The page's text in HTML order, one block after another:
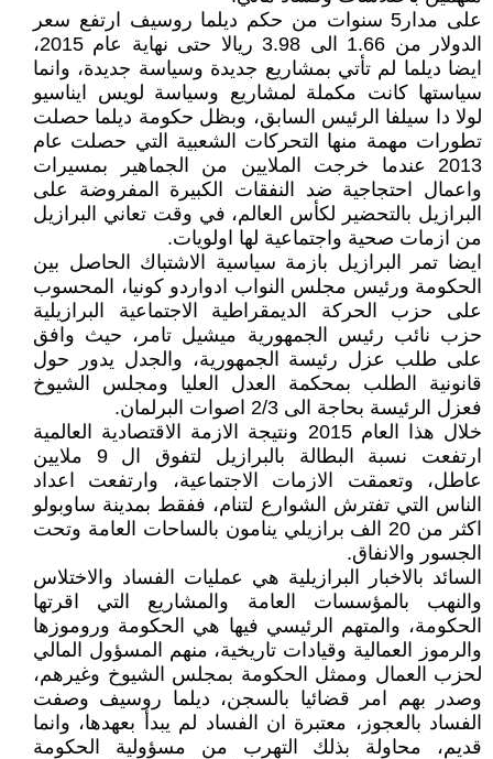
على مدار5 سنوات من حكم ديلما روسيف ارتفع سعر
الدولار من 1.66 الى 3.98 ريالا حتى نهاية عام 2015،
ايضا ديلما لم تأتي بمشاريع جديدة وسياسة جديدة، وانما
سياستها كانت مكملة لمشاريع وسياسة لويس ايناسيو
لولا دا سيلفا الرئيس السابق، وبظل حكومة ديلما حصلت
تطورات مهمة منها التحركات الشعبية التي حصلت عام
2013 عندما خرجت الملايين من الجماهير بمسيرات
واعمال احتجاجية ضد النفقات الكبيرة المفروضة على
البرازيل بالتحضير لكأس العالم، في وقت تعاني البرازيل
من ازمات صحية واجتماعية لها اولويات.
ايضا تمر البرازيل بازمة سياسية الاشتباك الحاصل بين
الحكومة ورئيس مجلس النواب ادواردو كونيا، المحسوب
على حزب الحركة الديمقراطية الاجتماعية البرازيلية
حزب نائب رئيس الجمهورية ميشيل تامر، حيث وافق
على طلب عزل رئيسة الجمهورية، والجدل يدور حول
قانونية الطلب بمحكمة العدل العليا ومجلس الشيوخ
فعزل الرئيسة بحاجة الى 2/3 اصوات البرلمان.
خلال هذا العام 2015 ونتيجة الازمة الاقتصادية العالمية
ارتفعت نسبة البطالة بالبرازيل لتفوق ال 9 ملايين
عاطل، وتعمقت الازمات الاجتماعية، وارتفعت اعداد
الناس التي تفترش الشوارع لتنام، ففقط بمدينة ساوبولو
اكثر من 20 الف برازيلي ينامون بالساحات العامة وتحت
الجسور والانفاق.
السائد بالاخبار البرازيلية هي عمليات الفساد والاختلاس
والنهب بالمؤسسات العامة والمشاريع التي اقرتها
الحكومة، والمتهم الرئيسي فيها هي الحكومة وروموزها
والرموز العمالية وقيادات تاريخية، منهم المسؤول المالي
لحزب العمال وممثل الحكومة بمجلس الشيوخ وغيرهم،
وصدر بهم امر قضائيا بالسجن، ديلما روسيف وصفت
الفساد بالعجوز، معتبرة ان الفساد لم يبدأ بعهدها، وانما
قديم، محاولة بذلك التهرب من مسؤولية الحكومة